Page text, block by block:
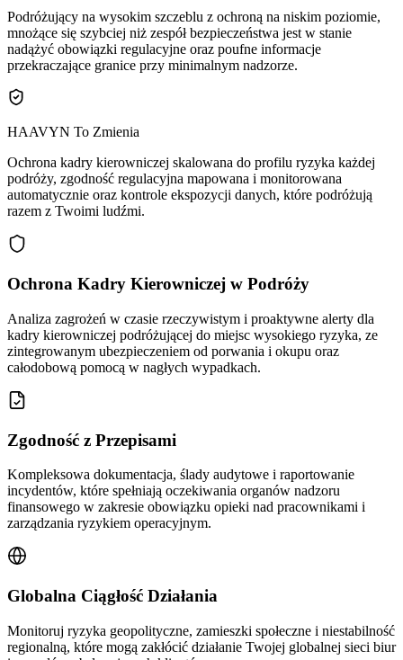
Podróżujący na wysokim szczeblu z ochroną na niskim poziomie,
mnożące się szybciej niż zespół bezpieczeństwa jest w stanie
nadążyć obowiązki regulacyjne oraz poufne informacje
przekraczające granice przy minimalnym nadzorze.
HAAVYN To Zmienia
Ochrona kadry kierowniczej skalowana do profilu ryzyka każdej
podróży, zgodność regulacyjna mapowana i monitorowana
automatycznie oraz kontrole ekspozycji danych, które podróżują
razem z Twoimi ludźmi.
Ochrona Kadry Kierowniczej w Podróży
Analiza zagrożeń w czasie rzeczywistym i proaktywne alerty dla
kadry kierowniczej podróżującej do miejsc wysokiego ryzyka, ze
zintegrowanym ubezpieczeniem od porwania i okupu oraz
całodobową pomocą w nagłych wypadkach.
Zgodność z Przepisami
Kompleksowa dokumentacja, ślady audytowe i raportowanie
incydentów, które spełniają oczekiwania organów nadzoru
finansowego w zakresie obowiązku opieki nad pracownikami i
zarządzania ryzykiem operacyjnym.
Globalna Ciągłość Działania
Monitoruj ryzyka geopolityczne, zamieszki społeczne i niestabilność
regionalną, które mogą zakłócić działanie Twojej globalnej sieci biur